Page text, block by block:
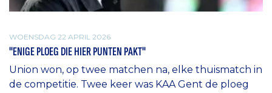
WOENSDAG 22 APRIL 2026
"ENIGE PLOEG DIE HIER PUNTEN PAKT"
Union won, op twee matchen na, elke thuismatch in
de competitie. Twee keer was KAA Gent de ploeg